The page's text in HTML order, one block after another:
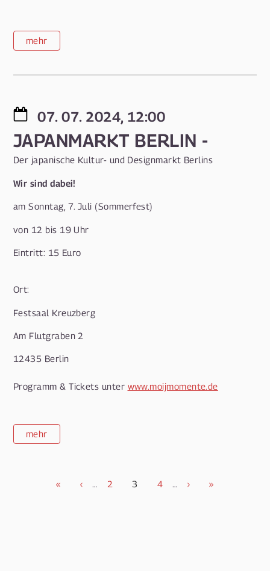
mehr
07. 07. 2024, 12:00
JAPANMARKT BERLIN -
Der japanische Kultur- und Designmarkt Berlins
Wir sind dabei!
am Sonntag, 7. Juli (Sommerfest)
von 12 bis 19 Uhr
Eintritt: 15 Euro
Ort:
Festsaal Kreuzberg
Am Flutgraben 2
12435 Berlin
Programm & Tickets unter www.moijmomente.de
mehr
Seitennummerierung
Erste
«
Vorherige
‹ … Page
2
Aktuelle
3 Page
4 …
Nächste
›
Letzte
»